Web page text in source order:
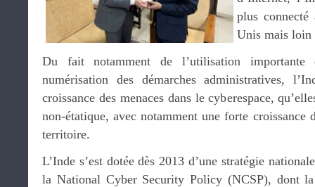
plus
Unis mais loin
Du fait notamment de l’utilisation importante
numérisation des démarches administratives,
croissance des menaces dans le cyberespace,
non-étatique, avec notamment une forte
territoire.
L’Inde s’est dotée dès 2013 d’une stratégie
la National Cyber Security Policy (NCSP), dont